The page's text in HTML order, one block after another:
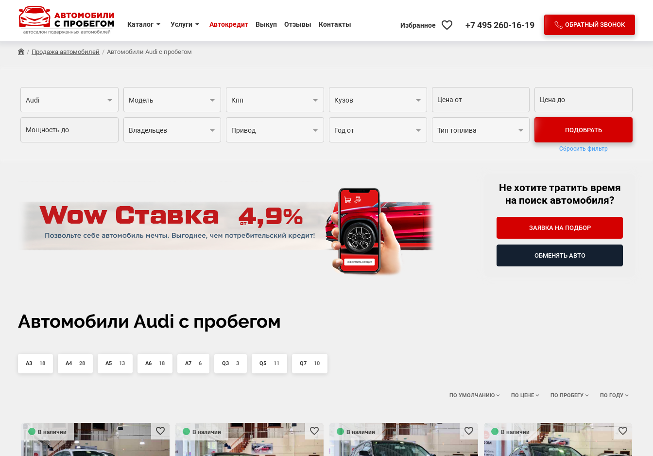
Каталог Услуги Автокредит Выкуп Отзывы Контакты Избранное +7 495260-16-19 ОБРАТНЫЙ ЗВОНОК
Продажа автомобилей Автомобили Audi с пробегом
Audi Модель Кпп Кузов
Владельцев Привод Год от Тип топлива ПОДОБРАТЬ
Сбросить фильтр
Не хотите тратить время
на поиск автомобиля?
ЗАЯВКА НА ПОДБОР
ОБМЕНЯТЬ АВТО
Автомобили Audi с пробегом
A3 18 A4 28 A5 13 A6 18 A7 6 Q3 3 Q5 11 Q7 10
ПО УМОЛЧАНИЮ ПО ЦЕНЕ ПО ПРОБЕГУ ПО ГОДУ
В наличии В наличии В наличии В наличии